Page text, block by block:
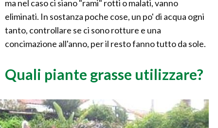
ma nel caso ci siano "rami" rotti o malati, vanno
eliminati. In sostanza poche cose, un po' di acqua ogni
tanto, controllare se ci sono rotture e una
concimazione all'anno, per il resto fanno tutto da sole.
Quali piante grasse utilizzare?